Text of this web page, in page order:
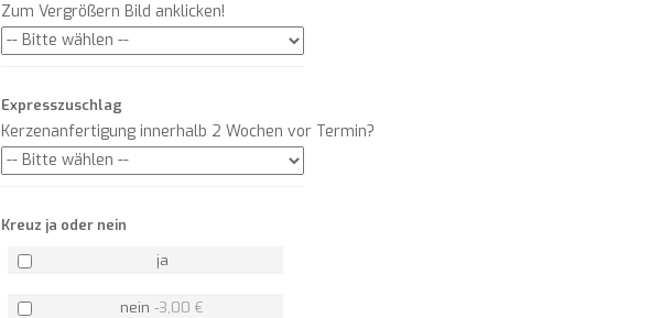
Zum Vergrößern Bild anklicken!
Expresszuschlag
Kerzenanfertigung innerhalb 2 Wochen vor Termin?
Kreuz ja oder nein
ja
nein-3,00 €